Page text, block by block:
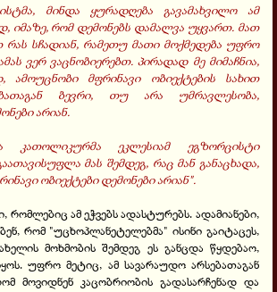
მა, მინდა ყურადღება გავამახვილო ამ
იმაზე, რომ დემონებს დამალვა უყვართ. მათ
სჩადიან, რამეთუ მათი მოქმედება უფრო
ვერ ვაცნობიერებთ. პირადად მე მიმაჩნია,
ამოუცნობი მფრინავი ობიექტების სახით
ბევრი, თუ არა უმრავლესობა,
არიან.
კათოლიკურმა ეკლესიამ ეგზორცისტი
მას შემდეგ, რაც მან განაცხადა,
ობიექტები დემონები არიან".
რომლებიც ამ ეჭვებს ადასტურებს. ადამიანები,
რომ "უცხოპლანეტელებმა" ისინი გაიტაცეს,
მოხმობის შემდეგ ეს განცდა წყდებაო,
უფრო მეტიც, ამ სავარაუდო არსებათაგან
მოვიდნენ კაცობრიობის გადასარჩენად და